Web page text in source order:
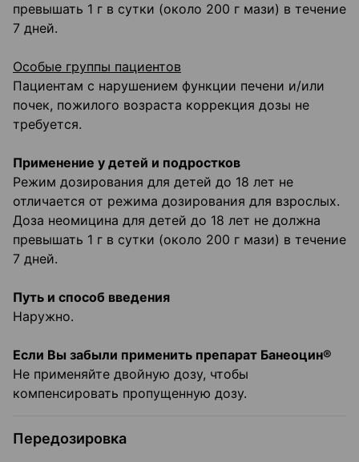
превышать 1 г в сутки (около 200 г мази) в течение
7 дней.
Особые группы пациентов
Пациентам с нарушением функции печени и/или
почек, пожилого возраста коррекция дозы не
требуется.
Применение у детей и подростков
Режим дозирования для детей до 18 лет не
отличается от режима дозирования для взрослых.
Доза неомицина для детей до 18 лет не должна
превышать 1 г в сутки (около 200 г мази) в течение
7 дней.
Путь и способ введения
Наружно.
Если Вы забыли применить препарат Банеоцин®
Не применяйте двойную дозу, чтобы
компенсировать пропущенную дозу.
Передозировка